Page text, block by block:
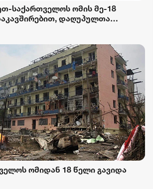
საქართველოს ომის მე-18
დაღუპულთა
მიგების ნიშნად,
ადმინისტრაციის
დროშა დაეშვა
ომიდან 18 წელი გავიდა